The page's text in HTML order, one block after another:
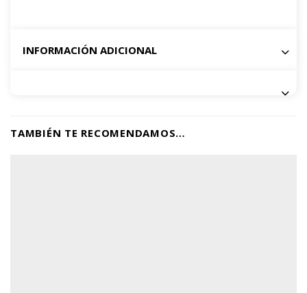
INFORMACIÓN ADICIONAL
TAMBIÉN TE RECOMENDAMOS…